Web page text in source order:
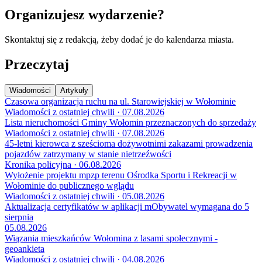
Organizujesz wydarzenie?
Skontaktuj się z redakcją, żeby dodać je do kalendarza miasta.
Przeczytaj
Wiadomości Artykuły
Czasowa organizacja ruchu na ul. Starowiejskiej w Wołominie
Wiadomości z ostatniej chwili · 07.08.2026
Lista nieruchomości Gminy Wołomin przeznaczonych do sprzedaży
Wiadomości z ostatniej chwili · 07.08.2026
45-letni kierowca z sześcioma dożywotnimi zakazami prowadzenia
pojazdów zatrzymany w stanie nietrzeźwości
Kronika policyjna · 06.08.2026
Wyłożenie projektu mpzp terenu Ośrodka Sportu i Rekreacji w
Wołominie do publicznego wglądu
Wiadomości z ostatniej chwili · 05.08.2026
Aktualizacja certyfikatów w aplikacji mObywatel wymagana do 5
sierpnia
05.08.2026
Wiązania mieszkańców Wołomina z lasami społecznymi -
geoankieta
Wiadomości z ostatniej chwili · 04.08.2026